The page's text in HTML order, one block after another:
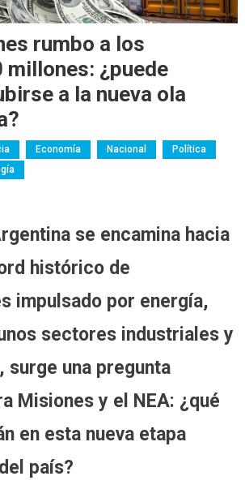
rumbo a los
millones: ¿puede
a la nueva ola
Economía Nacional
Política
se encamina hacia
histórico de
impulsado por energía,
sectores industriales y
una pregunta
Misiones y el NEA: ¿qué
en esta nueva etapa
país?